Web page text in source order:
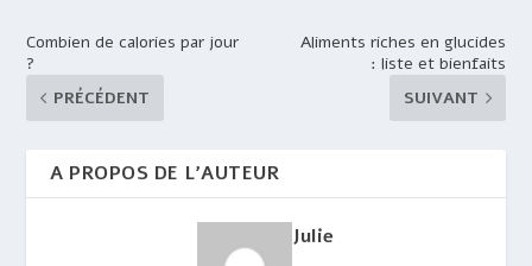
Combien de calories par jour
?
PRÉCÉDENT
Aliments riches en glucides
: liste et bienfaits
SUIVANT
A PROPOS DE L'AUTEUR
Julie